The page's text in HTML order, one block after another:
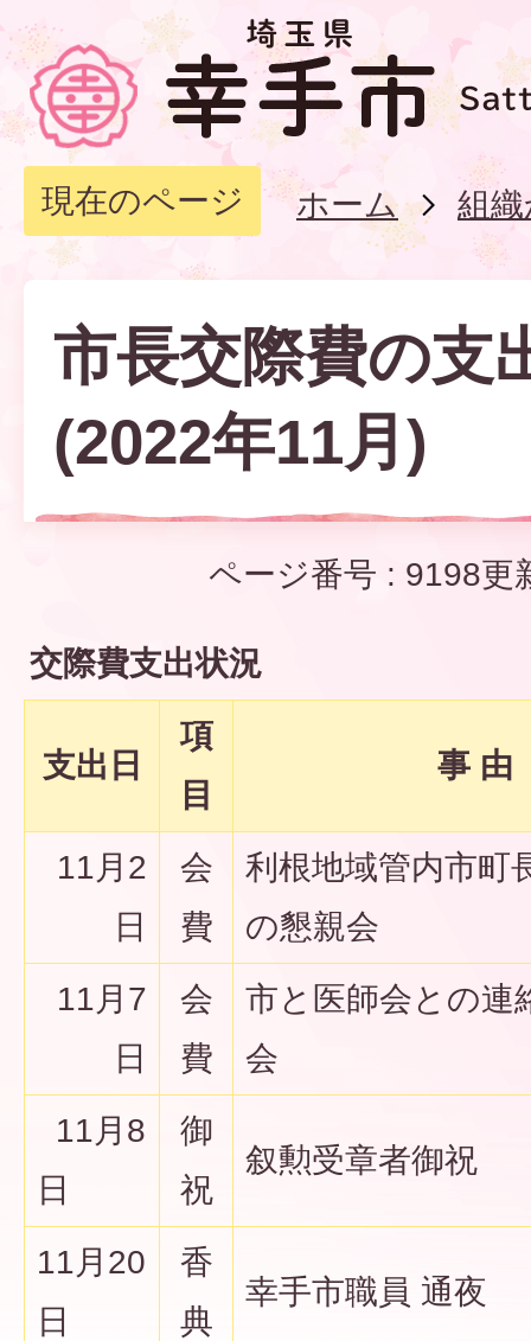
現在のページ ホーム 組
市長交際費の支
(2022年11月)
ページ番号 : 9198更
交際費支出状況
支出日
項
目
事 由
11月2
日
会
費
利根地域管内市町
の懇親会
11月7
日
会
費
市と医師会との連
会
11月8
日
御
祝
叙勲受章者御祝
11月20
日
香
典
幸手市職員 通夜